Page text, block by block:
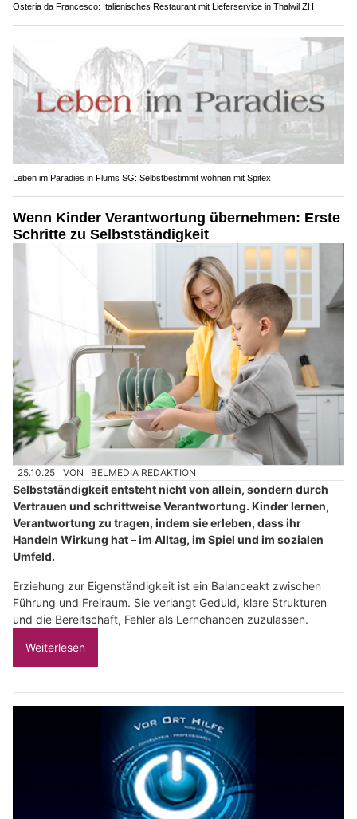
Osteria da Francesco: Italienisches Restaurant mit Lieferservice in Thalwil ZH
Leben im Paradies in Flums SG: Selbstbestimmt wohnen mit Spitex
Wenn Kinder Verantwortung übernehmen: Erste
Schritte zu Selbstständigkeit
25.10.25 VON BELMEDIA REDAKTION
Selbstständigkeit entsteht nicht von allein, sondern durch
Vertrauen und schrittweise Verantwortung. Kinder lernen,
Verantwortung zu tragen, indem sie erleben, dass ihr
Handeln Wirkung hat – im Alltag, im Spiel und im sozialen
Umfeld.
Erziehung zur Eigenständigkeit ist ein Balanceakt zwischen
Führung und Freiraum. Sie verlangt Geduld, klare Strukturen
und die Bereitschaft, Fehler als Lernchancen zuzulassen.
Weiterlesen